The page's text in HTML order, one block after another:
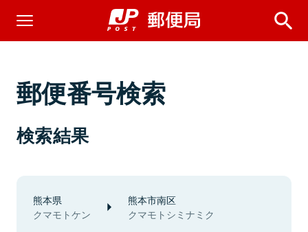
郵便番号検索
検索結果
熊本県
クマモトケン
熊本市南区
クマモトシミナミク